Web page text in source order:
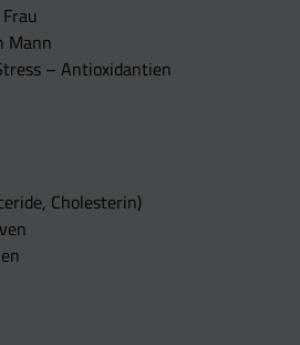
Mann
– Antioxidantien
Cholesterin)